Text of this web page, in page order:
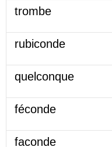
trombe
rubiconde
quelconque
féconde
faconde